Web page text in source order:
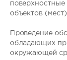
поверхностные
объектов
Проведение
обладающих
окружающей